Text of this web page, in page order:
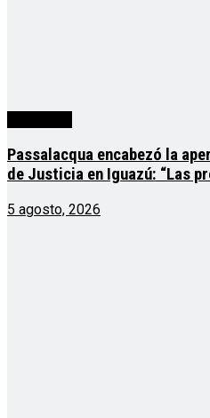
Passalacqua encabezó la
de Justicia en Iguazú: “Las
5 agosto, 2026